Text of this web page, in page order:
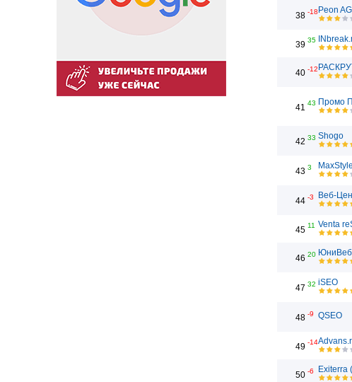
38 -18 Peon AG
39 35
40 -12
41 43 Промо
42 33 Shogo
43 3 MaxStyle
44 -3 Веб-
45 11 Venta
46 20 ЮниВеб
47 32 iSEO
48 -9 QSEO
49 -14
50 -6 Exiterra